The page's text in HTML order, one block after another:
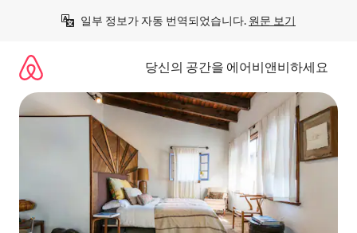
일부 정보가 자동 번역되었습니다. 원문 보기
당신의 공간을 에어비앤비하세요